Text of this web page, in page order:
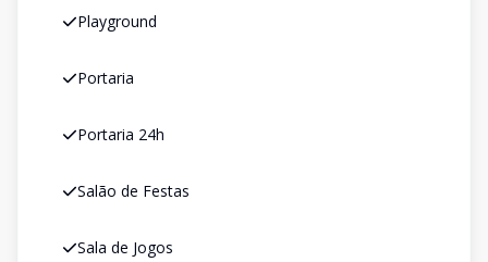
Playground
Portaria
Portaria 24h
Salão de Festas
Sala de Jogos